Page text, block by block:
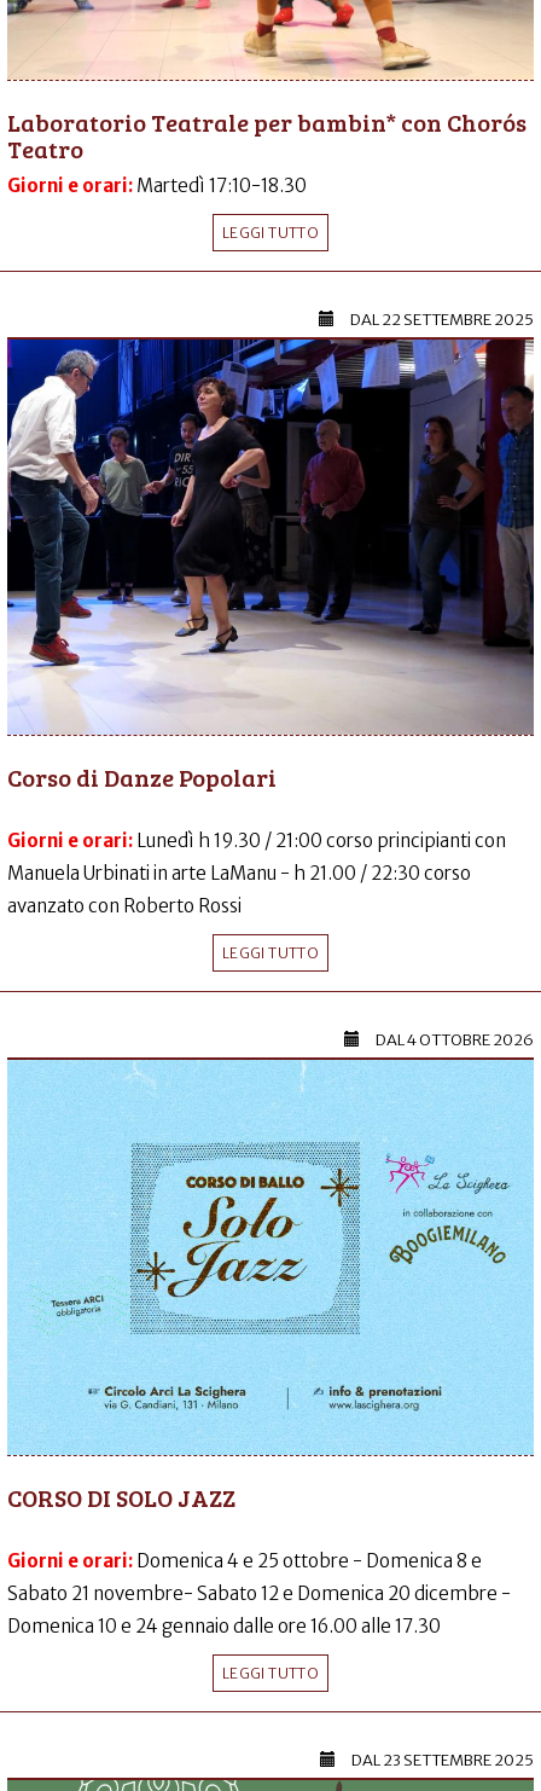
Laboratorio Teatrale per bambin* con Chorós
Teatro
Giorni e orari: Martedì 17:10-18.30
LEGGI TUTTO
DAL22 SETTEMBRE 2025
Corso di Danze Popolari
Giorni e orari: Lunedì h 19.30 / 21:00 corso principianti con
Manuela Urbinati in arte LaManu - h 21.00 / 22:30 corso
avanzato con Roberto Rossi
LEGGI TUTTO
DAL4 OTTOBRE 2026
CORSO DI SOLO JAZZ
Giorni e orari: Domenica 4 e 25 ottobre - Domenica 8 e
Sabato 21 novembre- Sabato 12 e Domenica 20 dicembre -
Domenica 10 e 24 gennaio dalle ore 16.00 alle 17.30
LEGGI TUTTO
DAL23 SETTEMBRE 2025